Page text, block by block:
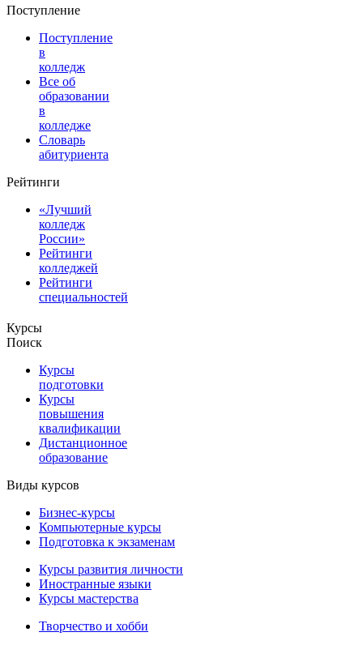
Поступление
Поступление
в
колледж
Все об
образовании
в
колледже
Словарь
абитуриента
Рейтинги
«Лучший
колледж
России»
Рейтинги
колледжей
Рейтинги
специальностей
Курсы
Поиск
Курсы
подготовки
Курсы
повышения
квалификации
Дистанционное
образование
Виды курсов
Бизнес-курсы
Компьютерные курсы
Подготовка к экзаменам
Курсы развития личности
Иностранные языки
Курсы мастерства
Творчество и хобби